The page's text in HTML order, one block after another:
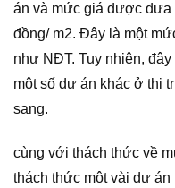
án và mức giá được đưa
đồng/ m2. Đây là một
như NĐT. Tuy nhiên,
một số dự án khác ở thị
sang.
cùng với thách thức về
thách thức một vài dự án